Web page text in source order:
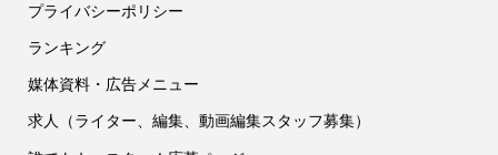
プライバシーポリシー
ランキング
媒体資料・広告メニュー
求人（ライター、編集、動画編集スタッフ募集）